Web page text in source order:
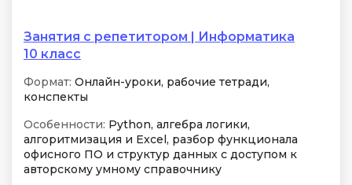
Занятия с репетитором | Информатика
10 класс
Формат: Онлайн-уроки, рабочие тетради,
конспекты
Особенности: Python, алгебра логики,
алгоритмизация и Excel, разбор функционала
офисного ПО и структур данных с доступом к
авторскому умному справочнику